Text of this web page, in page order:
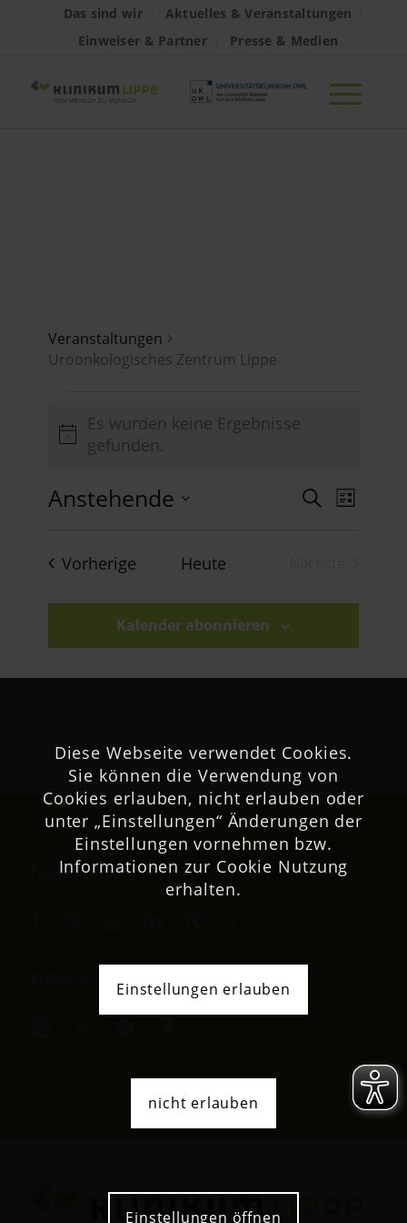
Das sind wir
Aktuelles & Veranstaltungen
Einweiser & Partner
Presse & Medien
Veranstaltungen
Uroonkologisches Zentrum Lippe
Veranstaltungen
Hinweis
Es wurden keine Ergebnisse
gefunden.
SucheListe
Anstehende
wählen.
Vorherige Veranstaltungen
Heute
Kalender abonnieren
Netzwerk
Diese Webseite verwendet Cookies.
Sie können die Verwendung von
Cookies erlauben, nicht erlauben oder
unter „Einstellungen“ Änderungen der
Einstellungen vornehmen bzw.
Informationen zur Cookie Nutzung
erhalten.
Einstellungen erlauben
nicht erlauben
Einstellungen öffnen